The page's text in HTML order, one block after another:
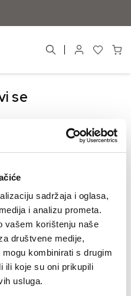
sadržaja i oglasa,
i analizu prometa.
vašem korištenju naše
društvene medije,
kombinirati s drugim
ili koje su oni prikupili
usluga.
se